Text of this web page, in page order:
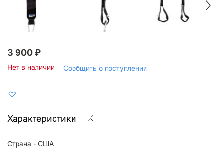
3 900₽
Нет в наличии Сообщить о поступлении
Характеристики
Страна - США